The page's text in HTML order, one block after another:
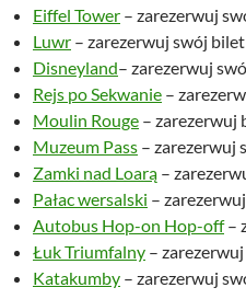
Eiffel Tower – zarezerwuj
Luwr – zarezerwuj swój bilet
Disneyland– zarezerwuj
Rejs po Sekwanie –
Moulin Rouge – zarezerwuj
Muzeum Pass – zarezerwuj
Zamki nad Loarą –
Pałac wersalski –
Autobus Hop-on Hop-off–
Łuk Triumfalny –
Katakumby – zarezerwuj